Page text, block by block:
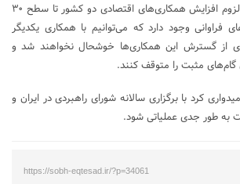
آقای اردوغان با تأکید بر لزوم افزایش همکاری‌های اقتصادی دو کشور تا سطح ۳۰
فراوانی وجود دارد که می‌توانیم با همکاری یکدیگر
از گسترش این همکاری‌ها خوشحال نخواهند شد و
مثبت را متوقف کنند.
کرد با برگزاری سالانه شورای راهبردی در ایران و
به طور جدی عملیاتی شود.
https://sobh-eqtesad.ir/?p=34061